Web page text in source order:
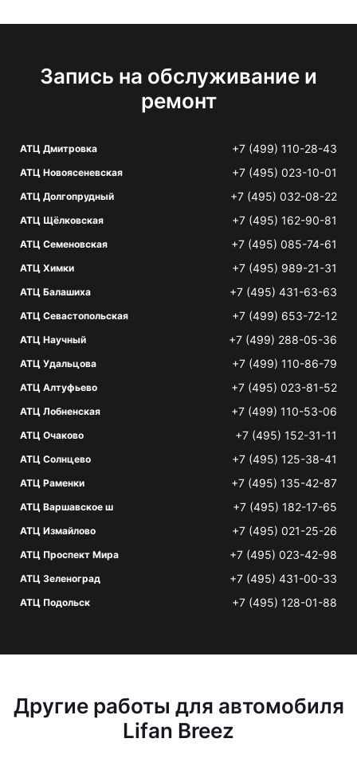
Запись на обслуживание и
ремонт
АТЦ Дмитровка +7 (499) 110-28-43
АТЦ Новоясеневская +7 (495) 023-10-01
АТЦ Долгопрудный +7 (495) 032-08-22
АТЦ Щёлковская +7 (495) 162-90-81
АТЦ Семеновская +7 (495) 085-74-61
АТЦ Химки +7 (495) 989-21-31
АТЦ Балашиха +7 (495) 431-63-63
АТЦ Севастопольская +7 (499) 653-72-12
АТЦ Научный +7 (499) 288-05-36
АТЦ Удальцова +7 (499) 110-86-79
АТЦ Алтуфьево +7 (495) 023-81-52
АТЦ Лобненская +7 (499) 110-53-06
АТЦ Очаково +7 (495) 152-31-11
АТЦ Солнцево +7 (495) 125-38-41
АТЦ Раменки +7 (495) 135-42-87
АТЦ Варшавское ш +7 (495) 182-17-65
АТЦ Измайлово +7 (495) 021-25-26
АТЦ Проспект Мира +7 (495) 023-42-98
АТЦ Зеленоград +7 (495) 431-00-33
АТЦ Подольск +7 (495) 128-01-88
Другие работы для автомобиля
Lifan Breez